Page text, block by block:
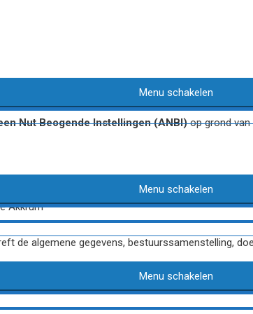
Menu schakelen
Menu schakelen
Menu schakelen
(ANBI)​
Nut Beogende Instellingen (ANBI)op grond
Akkrum
de algemene gegevens, bestuurssamenstelling,